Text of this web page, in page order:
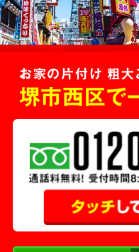
お家の片付け 粗大
堺市西区で